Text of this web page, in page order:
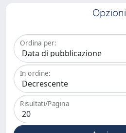
Opzioni
Ordina per:
In ordine:
Risultati/Pagina